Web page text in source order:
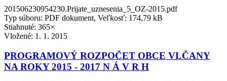
201506230954230.Prijate_uznesenia_5_OZ-2015.pdf
Typ súboru: PDF dokument, Veľkosť: 174,79 kB
Stiahnuté: 365×
Vložené: 1. 1. 2015
PROGRAMOVÝ ROZPOČET OBCE VLČANY
NA ROKY 2015 - 2017 N Á V R H